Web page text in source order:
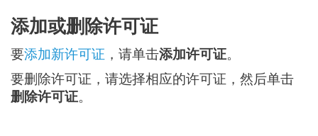
添加或删除许可证
要添加新许可证 ，请单击添加许可证。
要删除许可证，请选择相应的许可证，然后单击
删除许可证。